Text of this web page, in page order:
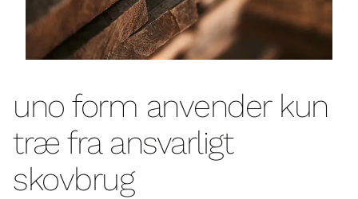
uno form anvender kun
træ fra ansvarligt
skovbrug